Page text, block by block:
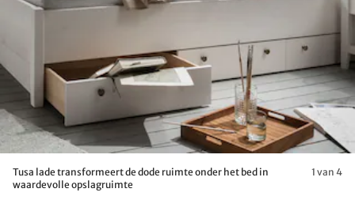
Tusa lade transformeert de dode ruimte onder het bed in
waardevolle opslagruimte
1 van 4